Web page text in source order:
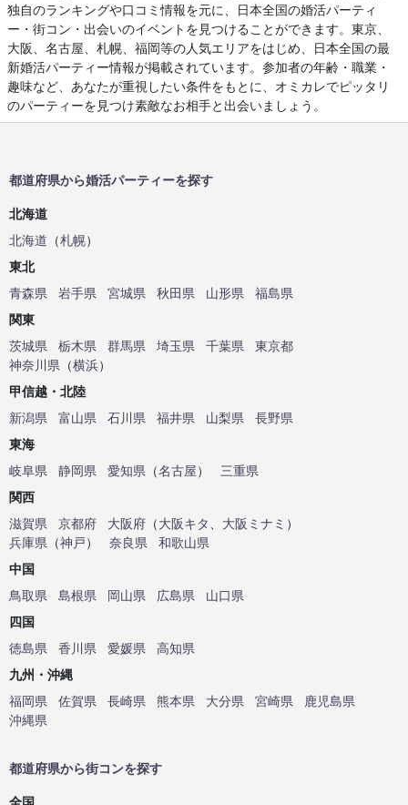
独自のランキングや口コミ情報を元に、日本全国の婚活パーティ
ー・街コン・出会いのイベントを見つけることができます。東京、
大阪、名古屋、札幌、福岡等の人気エリアをはじめ、日本全国の最
新婚活パーティー情報が掲載されています。参加者の年齢・職業・
趣味など、あなたが重視したい条件をもとに、オミカレでピッタリ
のパーティーを見つけ素敵なお相手と出会いましょう。
都道府県から婚活パーティーを探す
北海道
北海道 （札幌）
東北
青森県
岩手県 宮城県 秋田県 山形県
福島県
関東
茨城県
栃木県 群馬県 埼玉県 千葉県
東京都
神奈川県 （横浜）
甲信越・北陸
新潟県
富山県 石川県 福井県 山梨県
長野県
東海
岐阜県
静岡県 愛知県 （名古屋）
三重県
関西
滋賀県
京都府 大阪府 （大阪キタ 大阪ミナミ ）
兵庫県 （神戸） 奈良県
和歌山県
中国
鳥取県
島根県 岡山県 広島県
山口県
四国
徳島県
香川県 愛媛県
高知県
九州・沖縄
福岡県
佐賀県 長崎県 熊本県 大分県 宮崎県
鹿児島県
沖縄県
都道府県から街コンを探す